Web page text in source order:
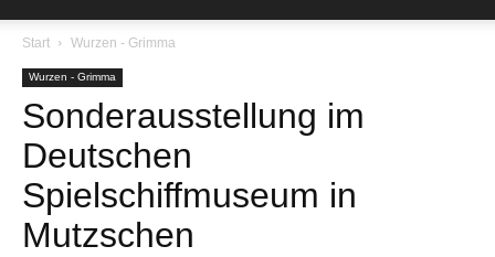
Start Wurzen - Grimma
Wurzen - Grimma
Sonderausstellung im
Deutschen
Spielschiffmuseum in
Mutzschen